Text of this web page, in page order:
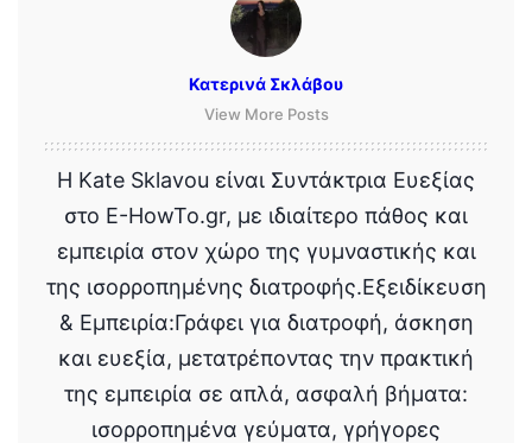
Κατερινά Σκλάβου
View More Posts
Η Kate Sklavou είναι Συντάκτρια Ευεξίας
στο E-HowTo.gr, με ιδιαίτερο πάθος και
εμπειρία στον χώρο της γυμναστικής και
της ισορροπημένης διατροφής.Εξειδίκευση
& Εμπειρία:Γράφει για διατροφή, άσκηση
και ευεξία, μετατρέποντας την πρακτική
της εμπειρία σε απλά, ασφαλή βήματα:
ισορροπημένα γεύματα, γρήγορες